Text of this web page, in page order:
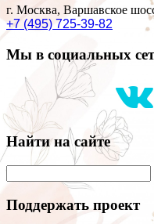
г. Москва, Варшавское
+7 (495) 725-39-82
Мы в социальных
Найти на сайте
Поддержать проект